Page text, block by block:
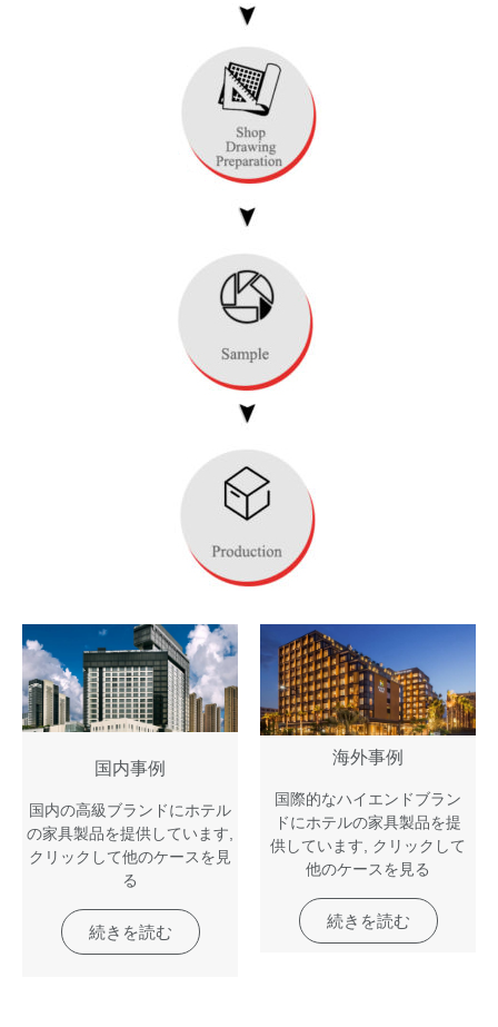
国内事例
国内の高級ブランドにホテル
の家具製品を提供しています,
クリックして他のケースを見
る
続きを読む
海外事例
国際的なハイエンドブラン
ドにホテルの家具製品を提
供しています, クリックして
他のケースを見る
続きを読む